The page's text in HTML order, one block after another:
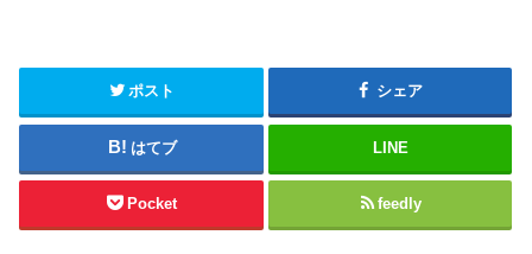
ポスト シェア
はてブ LINE
Pocket feedly